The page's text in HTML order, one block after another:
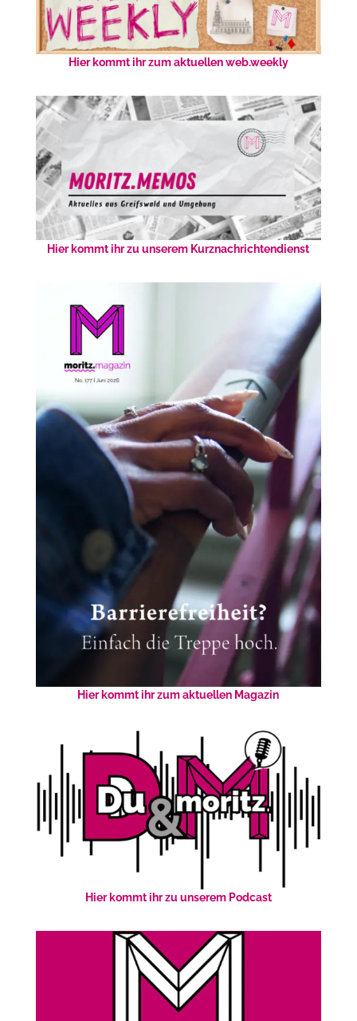
Hier kommt ihr zum aktuellen web.weekly
Hier kommt ihr zu unserem Kurznachrichtendienst
Hier kommt ihr zum aktuellen Magazin
Hier kommt ihr zu unserem Podcast